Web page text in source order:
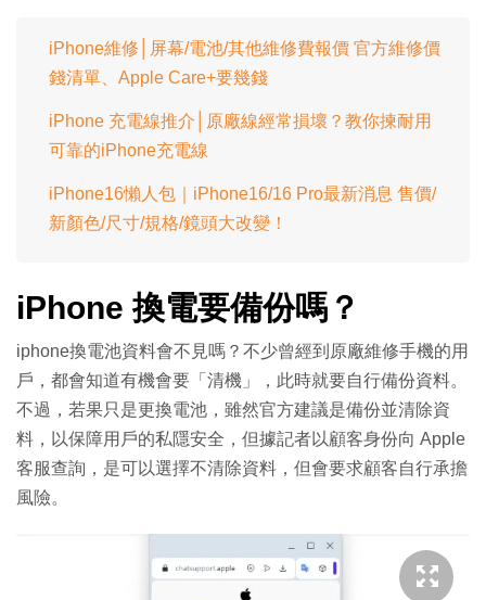
iPhone維修│屏幕/電池/其他維修費報價 官方維修價
錢清單、Apple Care+要幾錢
iPhone 充電線推介│原廠線經常損壞？教你揀耐用
可靠的iPhone充電線
iPhone16懶人包｜iPhone16/16 Pro最新消息 售價/
新顏色/尺寸/規格/鏡頭大改變！
iPhone 換電要備份嗎？
iphone換電池資料會不見嗎？不少曾經到原廠維修手機的用
戶，都會知道有機會要「清機」，此時就要自行備份資料。
不過，若果只是更換電池，雖然官方建議是備份並清除資
料，以保障用戶的私隱安全，但據記者以顧客身份向 Apple
客服查詢，是可以選擇不清除資料，但會要求顧客自行承擔
風險。